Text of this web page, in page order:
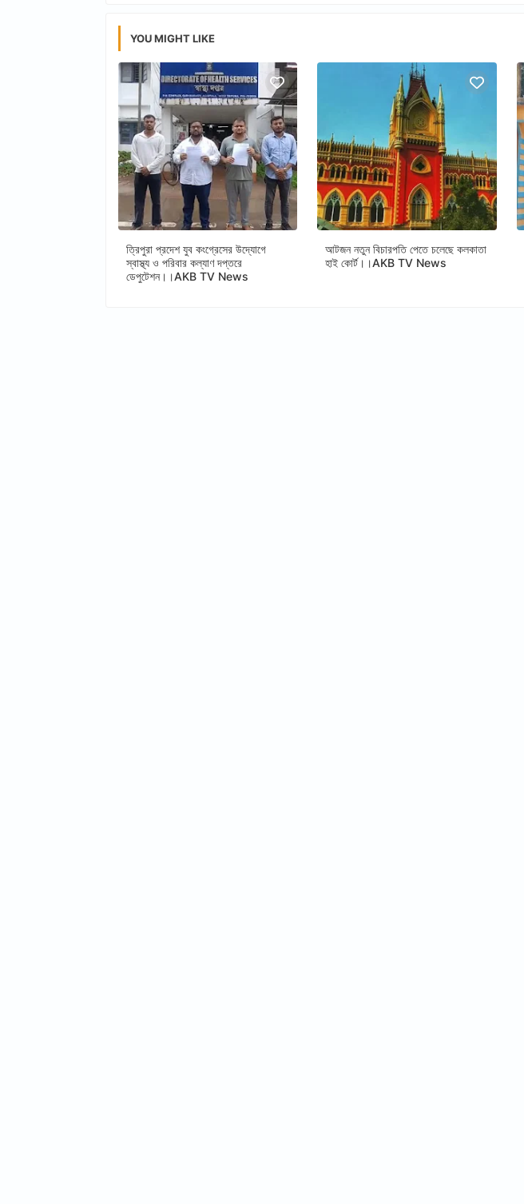
YOU MIGHT LIKE
ত্রিপুরা প্রদেশ যুব কংগ্রেসের উদ্যোগে
স্বাস্থ্য ও পরিবার কল্যাণ দপ্তরে
ডেপুটেশন।।AKB TV News
আটজন নতুন বিচারপতি পেতে চলেছে কলকাতা
হাই কোর্ট।।AKB TV News